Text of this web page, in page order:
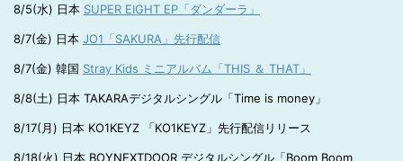
8/5(水) 日本 SUPER EIGHT EP「ダンダーラ」
8/7(金) 日本 JO1「SAKURA」先行配信
8/7(金) 韓国 Stray Kids ミニアルバム「THIS ＆ THAT」
8/8(土) 日本 TAKARAデジタルシングル「Time is money」
8/17(月) 日本 KO1KEYZ 「KO1KEYZ」先行配信リリース
8/18(火) 日本 BOYNEXTDOOR デジタルシングル「Boom Boom